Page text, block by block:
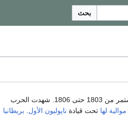
بحث
War of the Third Coalition، كانت نزاع استمر من 1803 حتى 1806. شهدت الحرب
لها تحت قيادة ناپوليون الأول
بريطانيا